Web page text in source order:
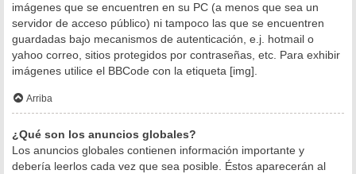
imágenes que se encuentren en su PC (a menos que sea un
servidor de acceso público) ni tampoco las que se encuentren
guardadas bajo mecanismos de autenticación, e.j. hotmail o
yahoo correo, sitios protegidos por contraseñas, etc. Para exhibir
imágenes utilice el BBCode con la etiqueta [img].
Arriba
¿Qué son los anuncios globales?
Los anuncios globales contienen información importante y
debería leerlos cada vez que sea posible. Éstos aparecerán al